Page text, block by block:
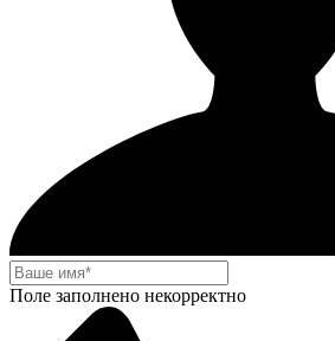
Поле заполнено некорректно